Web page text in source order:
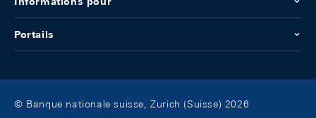
Portails
© Banque nationale suisse, Zurich (Suisse) 2026